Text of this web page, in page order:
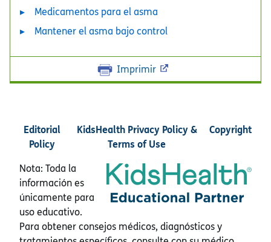
Medicamentos para el asma
Mantener el asma bajo control
Imprimir
Editorial
Policy
KidsHealth Privacy Policy &
Terms of Use
Copyright
Nota: Toda la
información es
únicamente para
uso educativo.
Para obtener consejos médicos, diagnósticos y